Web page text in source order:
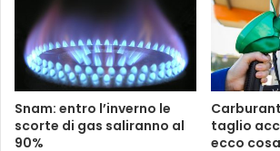
Snam: entro l’inverno le
scorte di gas saliranno al
90%
taglio
ecco